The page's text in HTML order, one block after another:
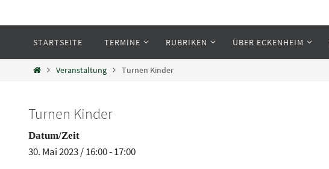
Eckenheim
STARTSEITE TERMINE RUBRIKEN ÜBER ECKENHEIM
Veranstaltung Turnen Kinder
Turnen Kinder
Datum/Zeit
30. Mai 2023 / 16:00 - 17:00